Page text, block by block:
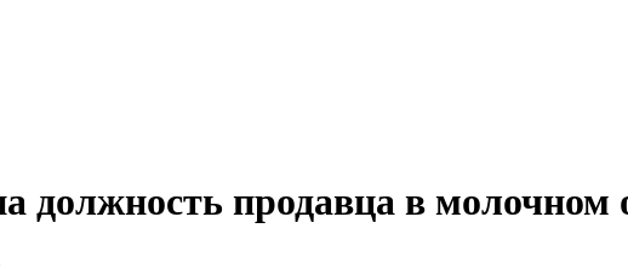
должность продавца в